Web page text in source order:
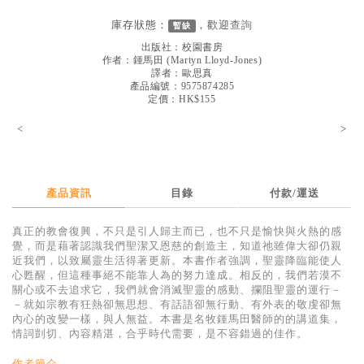
見證／傳記
得獎作品推介
中文二手書
英文二手書
精選英文書
電子書
庫存狀態： 暫缺 ，歡迎查詢
出版社： 校園書房
作者： 鍾馬田 (Martyn Lloyd-Jones)
譯者： 歐思真
產品編號：9575874285
定價：HK$155
< >
產品資訊 目錄 付款/運送
真正的教會復興，不只是引人歸主而已，也不只是愉快與火熱的感
覺，而是藉著認識我們聖潔又恩慈的創造主，知道祂雖偉大卻仍親
近我們，以致屬靈生活得著更新。本書作者強調，聖靈降臨能使人
心甦醒，但這種事絕不能靠人為的努力達成。相反的，我們若漠不
關心或不去追求它，我們就會消滅聖靈的感動、攔阻聖靈的運行－
－就如宗教有狂熱卻無思想、有話語卻無行動、有外表的敬虔卻無
內心的改變一樣，與人無益。本書是名牧鍾馬田醫師的的講道集，
情詞剴切、內容精湛，合乎時代需要，是不容錯過的佳作。